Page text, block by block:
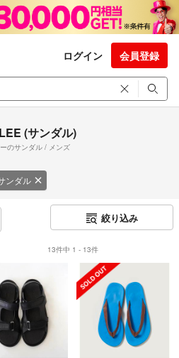
ログイン 会員登録
(サンダル)
のサンダル / メンズ
ンダル
絞り込み
13件中 1 - 13件